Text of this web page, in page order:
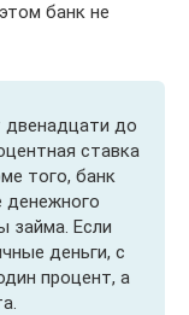
банк не
двенадцати до
ставка
того, банк
денежного
займа. Если
деньги, с
процент, а